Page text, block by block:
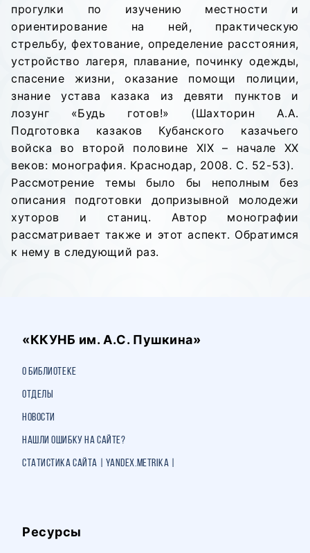
прогулки по изучению местности и
ориентирование на ней, практическую
стрельбу, фехтование, определение расстояния,
устройство лагеря, плавание, починку одежды,
спасение жизни, оказание помощи полиции,
знание устава казака из девяти пунктов и
лозунг «Будь готов!» (Шахторин А.А.
Подготовка казаков Кубанского казачьего
войска во второй половине XIX – начале XX
веков: монография. Краснодар, 2008. С. 52-53).
Рассмотрение темы было бы неполным без
описания подготовки допризывной молодежи
хуторов и станиц. Автор монографии
рассматривает также и этот аспект. Обратимся
к нему в следующий раз.
«ККУНБ им. А.С. Пушкина»
О библиотеке
Отделы
Новости
Нашли ошибку на сайте?
Статистика сайта | Yandex.Metrika |
Ресурсы